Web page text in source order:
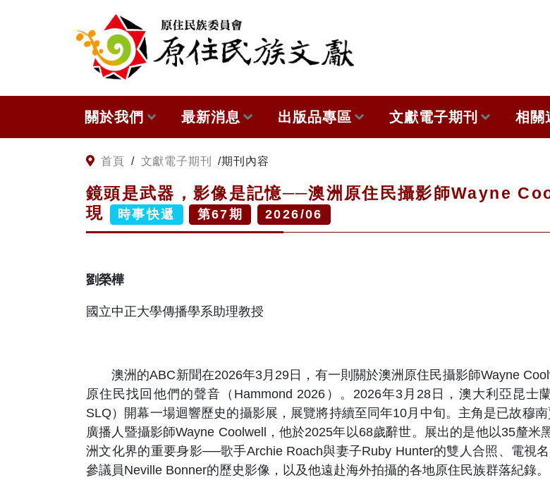
關於我們
關於原住民族文獻會
原住民族文獻會設置要點
委員介紹
最新消息
網站訊息
徵稿訊息
出版品專區
與國史館共同出版品介紹
出版品查詢
文獻電子期刊
歷史期刊
相關
首頁 / 文獻電子期刊 /期刊內容
鏡頭是武器，影像是記憶──澳洲原住民攝影師Wayne
現
時事快遞 第67期 2026/06
劉榮樺
國立中正大學傳播學系助理教授
澳洲的ABC新聞在2026年3月29日，有一則關於澳洲原住民攝影師Wayne
原住民找回他們的聲音（Hammond 2026）。2026年3月28日，澳大利亞昆士
SLQ）開幕一場迴響歷史的攝影展，展覽將持續至同年10月中旬。主角是已故穆
廣播人暨攝影師Wayne Coolwell，他於2025年以68歲辭世。展出的是他以35釐
洲文化界的重要身影──歌手Archie Roach與妻子Ruby Hunter的雙人合照、電視
參議員Neville Bonner的歷史影像，以及他遠赴海外拍攝的各地原住民族群落紀錄。